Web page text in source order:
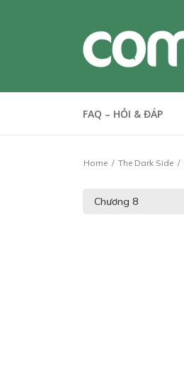
FAQ – HỎI & ĐÁP
Home The Dark Side